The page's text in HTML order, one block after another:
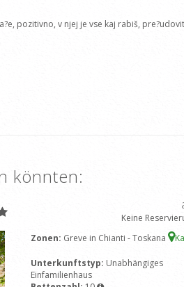
pozitivno, v njej je vse kaj rabiš,
könnten:
Keine
Zonen: Greve in Chianti - Toskana
Unterkunftstyp: Unabhängiges
Einfamilienhaus